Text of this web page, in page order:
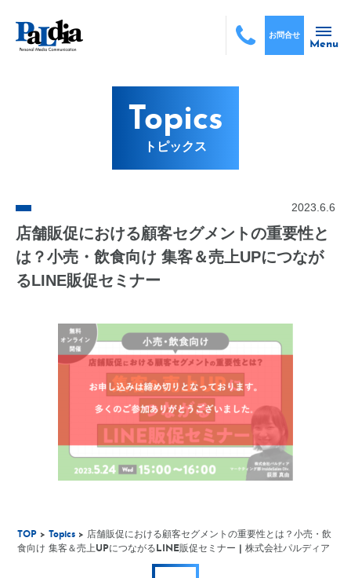
Menu
お問合せ
Topics
トピックス
2023.6.6
店舗販促における顧客セグメントの重要性と
は？小売・飲食向け 集客＆売上UPにつなが
るLINE販促セミナー
TOP >Topics > 店舗販促における顧客セグメントの重要性とは？小売・飲
食向け 集客＆売上UPにつながるLINE販促セミナー | 株式会社パルディア